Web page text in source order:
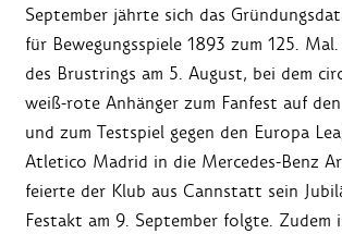
September jährte sich das
für Bewegungsspiele 1893 zum 125.
des Brustrings am 5. August, bei dem
weiß-rote Anhänger zum Fanfest auf
und zum Testspiel gegen den Europa
Atletico Madrid in die Mercedes-Benz
feierte der Klub aus Cannstatt sein
Festakt am 9. September folgte. Zudem